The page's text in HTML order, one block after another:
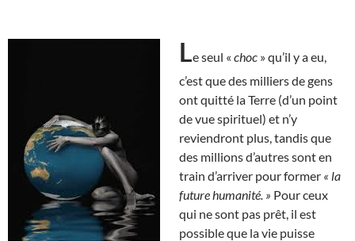
Le seul « choc » qu’il y a eu,
c’est que des milliers de gens
ont quitté la Terre (d’un point
de vue spirituel) et n’y
reviendront plus, tandis que
des millions d’autres sont en
train d’arriver pour former « la
future humanité. » Pour ceux
qui ne sont pas prêt, il est
possible que la vie puisse